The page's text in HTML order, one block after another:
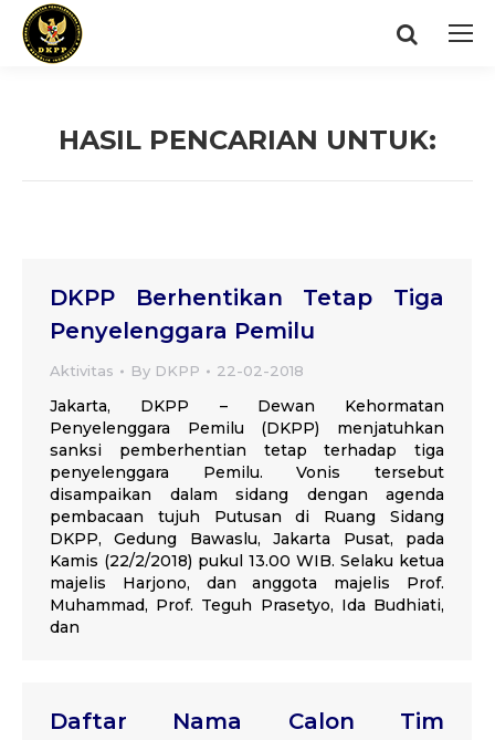
Search:
HASIL PENCARIAN UNTUK:
DKPP Berhentikan Tetap Tiga
Penyelenggara Pemilu
Aktivitas By DKPP 22-02-2018
Jakarta, DKPP – Dewan Kehormatan
Penyelenggara Pemilu (DKPP) menjatuhkan
sanksi pemberhentian tetap terhadap tiga
penyelenggara Pemilu. Vonis tersebut
disampaikan dalam sidang dengan agenda
pembacaan tujuh Putusan di Ruang Sidang
DKPP, Gedung Bawaslu, Jakarta Pusat, pada
Kamis (22/2/2018) pukul 13.00 WIB. Selaku ketua
majelis Harjono, dan anggota majelis Prof.
Muhammad, Prof. Teguh Prasetyo, Ida Budhiati,
dan
Daftar Nama Calon Tim